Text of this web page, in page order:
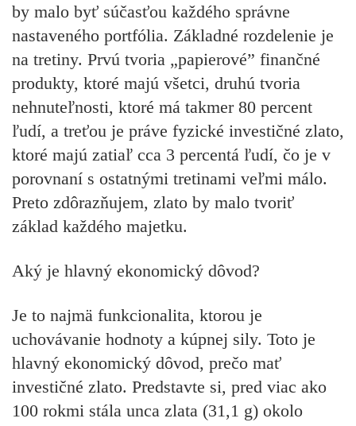
by malo byť súčasťou každého správne
nastaveného portfólia. Základné rozdelenie je
na tretiny. Prvú tvoria „papierové” finančné
produkty, ktoré majú všetci, druhú tvoria
nehnuteľnosti, ktoré má takmer 80 percent
ľudí, a treťou je práve fyzické investičné zlato,
ktoré majú zatiaľ cca 3 percentá ľudí, čo je v
porovnaní s ostatnými tretinami veľmi málo.
Preto zdôrazňujem, zlato by malo tvoriť
základ každého majetku.
Aký je hlavný ekonomický dôvod?
Je to najmä funkcionalita, ktorou je
uchovávanie hodnoty a kúpnej sily. Toto je
hlavný ekonomický dôvod, prečo mať
investičné zlato. Predstavte si, pred viac ako
100 rokmi stála unca zlata (31,1 g) okolo